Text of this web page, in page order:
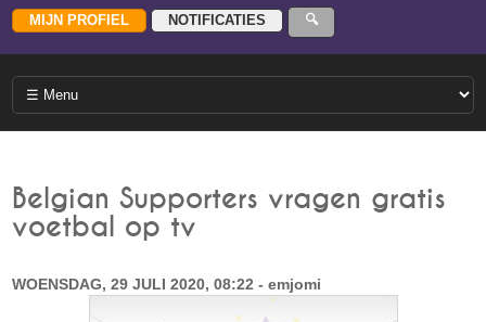
Belgian Supporters vragen gratis
voetbal op tv
WOENSDAG, 29 JULI 2020, 08:22 - emjomi